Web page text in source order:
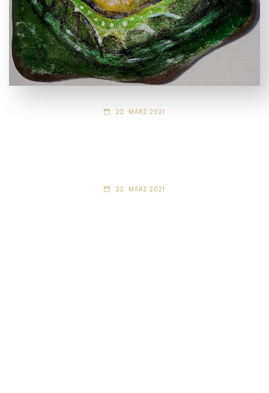
22. MÄRZ 2021
22. MÄRZ 2021